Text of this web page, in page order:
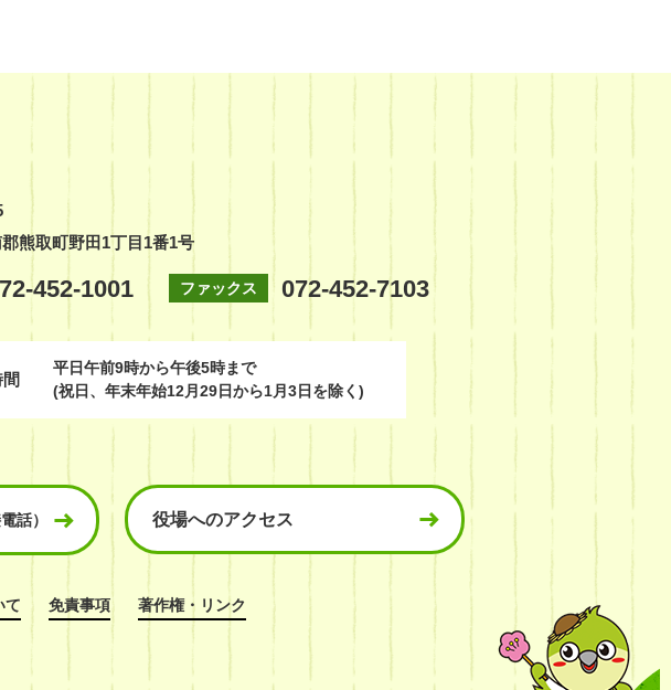
熊取町野田1丁目1番1号
452-1001 ファックス 072-452-7103
平日午前9時から午後5時まで
(祝日、年末年始12月29日から1月3日を除く)
話） 役場へのアクセス
て 免責事項 著作権・リンク